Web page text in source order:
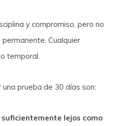
y compromiso, pero no
Cualquier
temporal.
prueba de 30 días son:
lejos como